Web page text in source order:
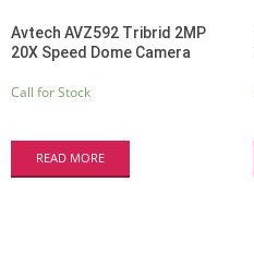
Avtech AVZ592 Tribrid 2MP
20X Speed Dome Camera
Call for Stock
READ MORE